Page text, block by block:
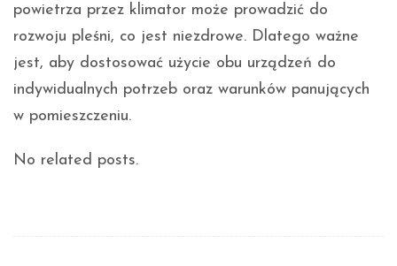
powietrza przez klimator może prowadzić do
rozwoju pleśni, co jest niezdrowe. Dlatego ważne
jest, aby dostosować użycie obu urządzeń do
indywidualnych potrzeb oraz warunków panujących
w pomieszczeniu.
No related posts.